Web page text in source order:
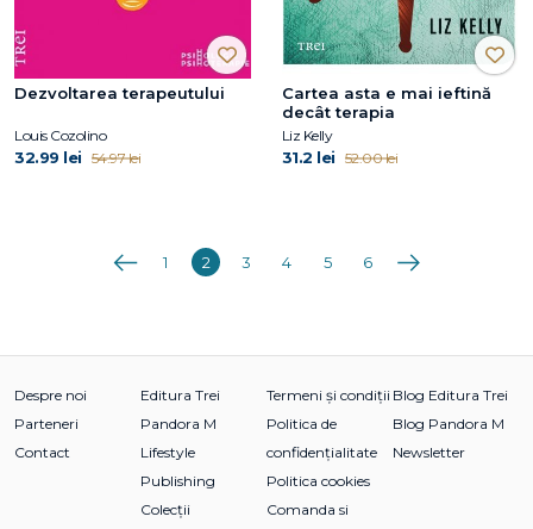
Dezvoltarea terapeutului
Louis Cozolino
32.99 lei 54.97 lei
Cartea asta e mai ieftină
decât terapia
Liz Kelly
31.2 lei 52.00 lei
Anterioara
1 2 3 4 5 6 Următoarea
Despre noi
Parteneri
Contact
Editura Trei
Pandora M
Lifestyle
Publishing
Colecții
Termeni și condiții
Politica de
confidențialitate
Politica cookies
Comanda si
Blog Editura Trei
Blog Pandora M
Newsletter